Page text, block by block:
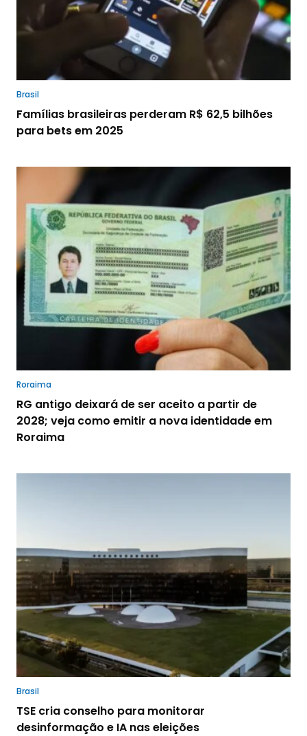
Brasil
Famílias brasileiras perderam R$ 62,5 bilhões
para bets em 2025
Roraima
RG antigo deixará de ser aceito a partir de
2028; veja como emitir a nova identidade em
Roraima
Brasil
TSE cria conselho para monitorar
desinformação e IA nas eleições